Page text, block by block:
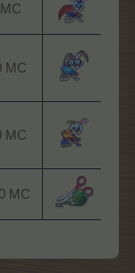
MC​
MC​
MC​